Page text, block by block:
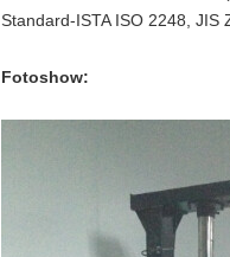
Standard-ISTA ISO 2248, JIS
Fotoshow: